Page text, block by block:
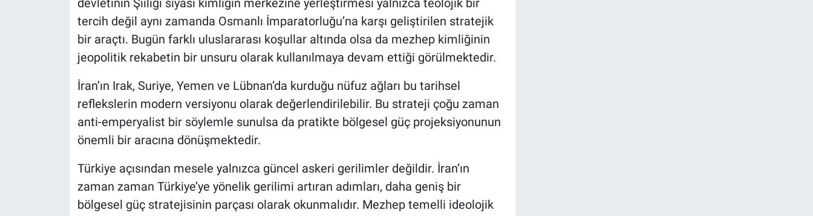
tercih değil aynı zamanda Osmanlı İmparatorluğu’na karşı geliştirilen stratejik
bir araçtı. Bugün farklı uluslararası koşullar altında olsa da mezhep kimliğinin
jeopolitik rekabetin bir unsuru olarak kullanılmaya devam ettiği görülmektedir.
İran’ın Irak, Suriye, Yemen ve Lübnan’da kurduğu nüfuz ağları bu tarihsel
reflekslerin modern versiyonu olarak değerlendirilebilir. Bu strateji çoğu zaman
anti-emperyalist bir söylemle sunulsa da pratikte bölgesel güç projeksiyonunun
önemli bir aracına dönüşmektedir.
Türkiye açısından mesele yalnızca güncel askeri gerilimler değildir. İran’ın
zaman zaman Türkiye’ye yönelik gerilimi artıran adımları, daha geniş bir
bölgesel güç stratejisinin parçası olarak okunmalıdır. Mezhep temelli ideolojik